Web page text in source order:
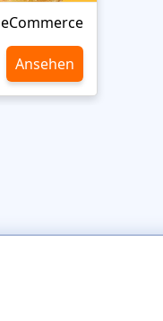
eCommerce
Ansehen